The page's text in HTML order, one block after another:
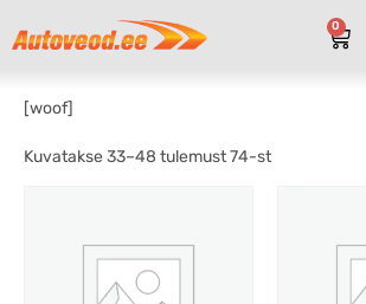
0
[woof]
Kuvatakse 33–48 tulemust 74-st